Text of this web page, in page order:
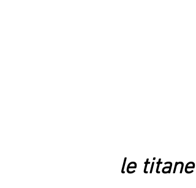
le titane